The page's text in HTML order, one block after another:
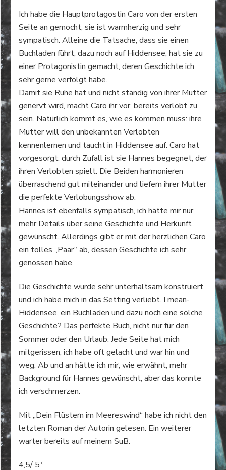
Ich habe die Hauptprotagostin Caro von der ersten
Seite an gemocht, sie ist warmherzig und sehr
sympatisch. Alleine die Tatsache, dass sie einen
Buchladen führt, dazu noch auf Hiddensee, hat sie zu
einer Protagonistin gemacht, deren Geschichte ich
sehr gerne verfolgt habe.
Damit sie Ruhe hat und nicht ständig von ihrer Mutter
genervt wird, macht Caro ihr vor, bereits verlobt zu
sein. Natürlich kommt es, wie es kommen muss: ihre
Mutter will den unbekannten Verlobten
kennenlernen und taucht in Hiddensee auf. Caro hat
vorgesorgt: durch Zufall ist sie Hannes begegnet, der
ihren Verlobten spielt. Die Beiden harmonieren
überraschend gut miteinander und liefern ihrer Mutter
die perfekte Verlobungsshow ab.
Hannes ist ebenfalls sympatisch, ich hätte mir nur
mehr Details über seine Geschichte und Herkunft
gewünscht. Allerdings gibt er mit der herzlichen Caro
ein tolles „Paar“ ab, dessen Geschichte ich sehr
genossen habe.
Die Geschichte wurde sehr unterhaltsam konstruiert
und ich habe mich in das Setting verliebt. I mean-
Hiddensee, ein Buchladen und dazu noch eine solche
Geschichte? Das perfekte Buch, nicht nur für den
Sommer oder den Urlaub. Jede Seite hat mich
mitgerissen, ich habe oft gelacht und war hin und
weg. Ab und an hätte ich mir, wie erwähnt, mehr
Background für Hannes gewünscht, aber das konnte
ich verschmerzen.
Mit „Dein Flüstern im Meereswind“ habe ich nicht den
letzten Roman der Autorin gelesen. Ein weiterer
warter bereits auf meinem SuB.
4,5/ 5*